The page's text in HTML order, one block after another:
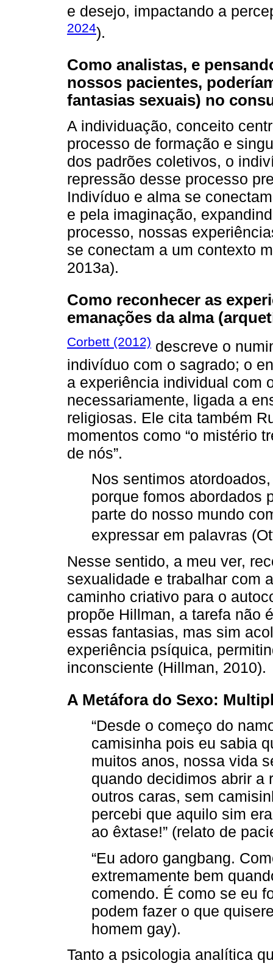
e desejo, impactando a
2024).
Como analistas, e
nossos pacientes,
fantasias sexuais) no
A individuação, conceito
processo de formação e
dos padrões coletivos, o
repressão desse processo
Indivíduo e alma se
e pela imaginação,
processo, nossas
se conectam a um contexto
2013a).
Como reconhecer as
emanações da alma
Corbett (2012) descreve o
indivíduo com o sagrado; o
a experiência individual com
necessariamente, ligada a
religiosas. Ele cita também
momentos como “o mistério
de nós”.
Nos sentimos
porque fomos abordados
parte do nosso mundo
expressar em palavras
Nesse sentido, a meu ver,
sexualidade e trabalhar com
caminho criativo para o
propõe Hillman, a tarefa não
essas fantasias, mas sim
experiência psíquica,
inconsciente (Hillman, 2010).
A Metáfora do Sexo:
“Desde o começo do
camisinha pois eu sabia
muitos anos, nossa vida
quando decidimos abrir a
outros caras, sem
percebi que aquilo sim
ao êxtase!” (relato de
“Eu adoro gangbang.
extremamente bem
comendo. É como se eu
podem fazer o que
homem gay).
Tanto a psicologia analítica